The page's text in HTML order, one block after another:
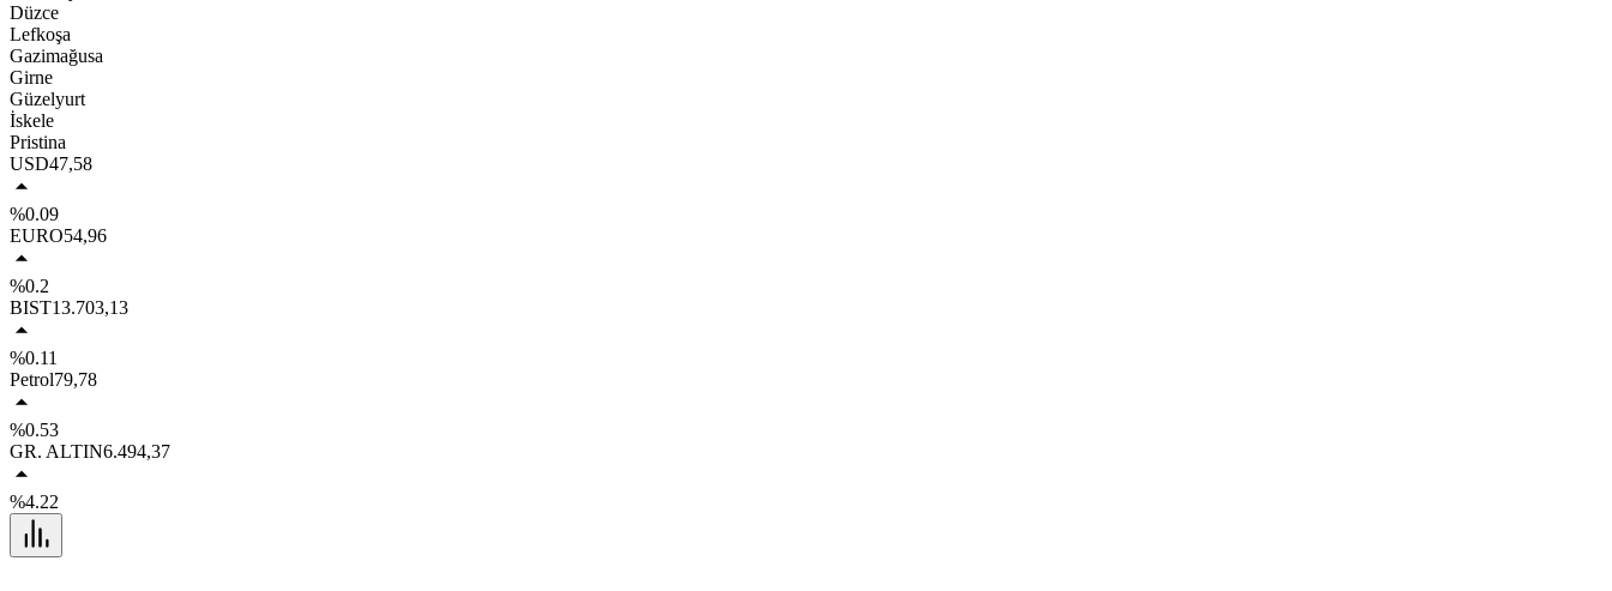
Düzce
Lefkoşa
Gazimağusa
Girne
Güzelyurt
İskele
Pristina
USD47,58
%0.09
EURO54,96
%0.2
BIST13.703,13
%0.11
Petrol79,78
%0.53
GR. ALTIN6.494,37
%4.22